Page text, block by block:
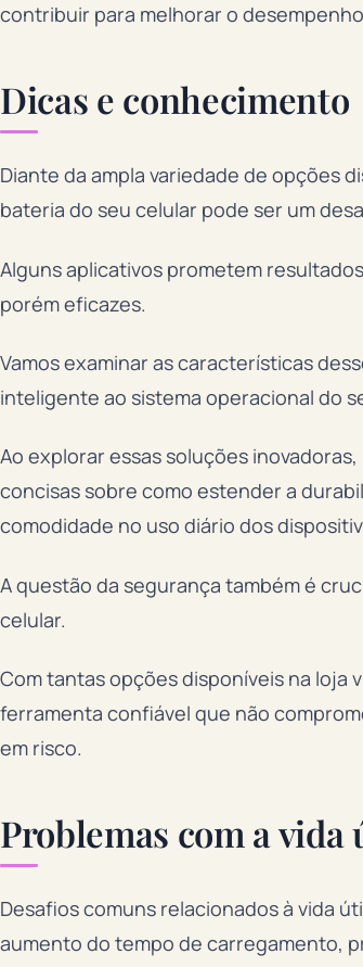
contribuir para melhorar o
Dicas e conhecimento
Diante da ampla variedade de opções
bateria do seu celular pode ser um
Alguns aplicativos prometem
porém eficazes.
Vamos examinar as características
inteligente ao sistema operacional do
Ao explorar essas soluções
concisas sobre como estender a
comodidade no uso diário dos
A questão da segurança também é
celular.
Com tantas opções disponíveis na loja
ferramenta confiável que não
em risco.
Problemas com a
Desafios comuns relacionados à vida
aumento do tempo de carregamento,